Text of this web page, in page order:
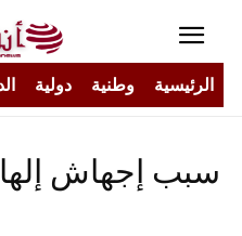
الرئيسية وطنية دولية
سبب إجهاش